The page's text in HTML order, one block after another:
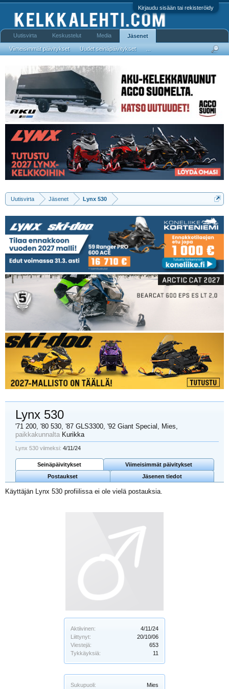
Kirjaudu sisään tai rekisteröidy
Uutisvirta Jäsenet Lynx 530
Aktiivinen:
4/11/24
Liittynyt:
20/10/06
Viestejä:
653
Tykkäyksiä:
11
Sukupuoli: Mies
Lynx 530
'71 200, '80 530, '87 GLS3300, '92 Giant Special , Mies,
paikkakunnalta Kurikka
Lynx 530 viimeksi: 4/11/24
Seinäpäivitykset
Viimeisimmät päivitykset
Postaukset
Jäsenen tiedot
Käyttäjän Lynx 530 profiilissa ei ole vielä postauksia.
Uutisvirta Keskustelut Media Jäsenet
Viimeisimmät päivitykset Uudet seinäpäivitykset